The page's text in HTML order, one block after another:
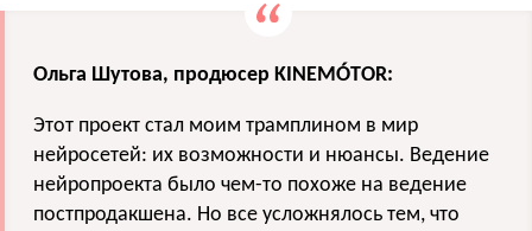
Ольга Шутова, продюсер KINEMÓTOR:
Этот проект стал моим трамплином в мир
нейросетей: их возможности и нюансы. Ведение
нейропроекта было чем-то похоже на ведение
постпродакшена. Но все усложнялось тем, что